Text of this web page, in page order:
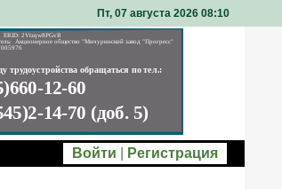
Пт, 07 августа 2026 08 10
Войти Регистрация